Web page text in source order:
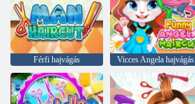
Férfi hajvágás Vicces Angela hajvágás